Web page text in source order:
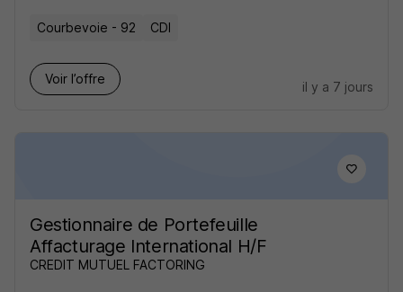
Courbevoie - 92 CDI
Voir l’offre
il y a 7 jours
Gestionnaire de Portefeuille
Affacturage International H/F
CREDIT MUTUEL FACTORING